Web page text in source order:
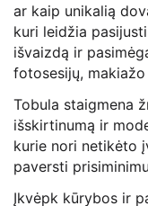
ar kaip unikalią
kuri leidžia
išvaizdą ir
fotosesijų,
Tobula staigmena
išskirtinumą ir
kurie nori netikėto
paversti
Įkvėpk kūrybos ir